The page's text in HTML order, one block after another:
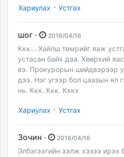
Хариулах · Устгах
шог · 2016/04/16
Ккк... Хайлш төмрийг яаж
устасан байх даа. Хөөрхий
вэ. Прокурорын шийдвэрээр
дээ. Нэг үгээр бол цаазын ял
нь. Ккк. Ккк. Кхкх
Хариулах · Устгах
Зочин · 2016/04/16
Элбэгээгийн ээлж хэзээ ирэх